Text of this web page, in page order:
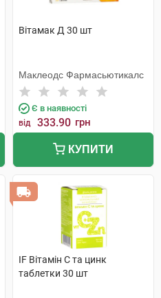
Вітамак Д 30 шт
Маклеодс Фармасьютикалс
Є в наявності
від 333.90 грн
КУПИТИ
IF Вітамін С та цинк
таблетки 30 шт